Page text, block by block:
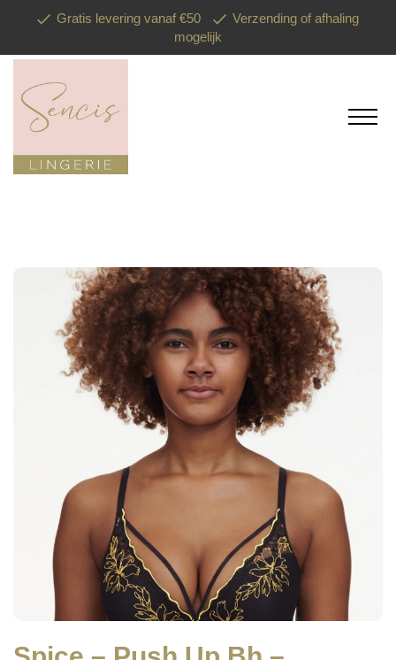
Gratis levering vanaf €50
Verzending of afhaling
mogelijk